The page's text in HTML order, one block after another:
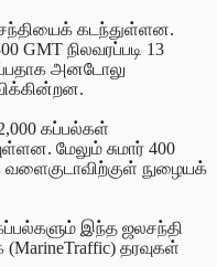
கடந்துள்ளன.
GMT நிலவரப்படி 13
அனடோலு
கப்பல்கள்
மேலும் சுமார் 400
நுழையக்
இந்த ஜலசந்தி
தரவுகள்